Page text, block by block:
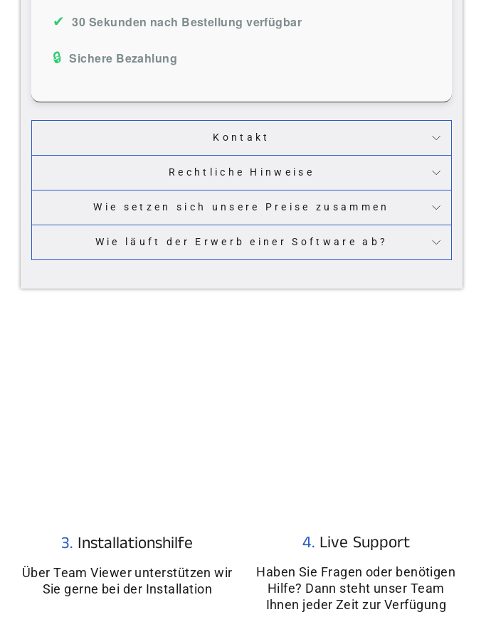
✔ 30 Sekunden nach Bestellung verfügbar
🔒 Sichere Bezahlung
Kontakt
Rechtliche Hinweise
Wie setzen sich unsere Preise zusammen
Wie läuft der Erwerb einer Software ab?
3. Installationshilfe
Über Team Viewer unterstützen wir
Sie gerne bei der Installation
4. Live Support
Haben Sie Fragen oder benötigen
Hilfe? Dann steht unser Team
Ihnen jeder Zeit zur Verfügung